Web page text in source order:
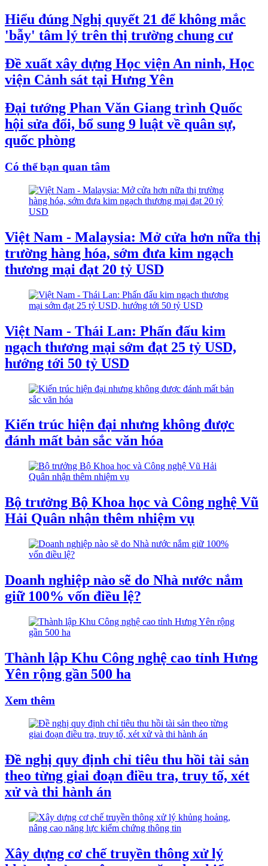
Hiểu đúng Nghị quyết 21 để không mắc
'bẫy' tâm lý trên thị trường chung cư
Đề xuất xây dựng Học viện An ninh, Học
viện Cảnh sát tại Hưng Yên
Đại tướng Phan Văn Giang trình Quốc
hội sửa đổi, bổ sung 9 luật về quân sự,
quốc phòng
Có thể bạn quan tâm
Việt Nam - Malaysia: Mở cửa hơn nữa thị
trường hàng hóa, sớm đưa kim ngạch
thương mại đạt 20 tỷ USD
Việt Nam - Thái Lan: Phấn đấu kim
ngạch thương mại sớm đạt 25 tỷ USD,
hướng tới 50 tỷ USD
Kiến trúc hiện đại nhưng không được
đánh mất bản sắc văn hóa
Bộ trưởng Bộ Khoa học và Công nghệ Vũ
Hải Quân nhận thêm nhiệm vụ
Doanh nghiệp nào sẽ do Nhà nước nắm
giữ 100% vốn điều lệ?
Thành lập Khu Công nghệ cao tỉnh Hưng
Yên rộng gần 500 ha
Xem thêm
Đề nghị quy định chỉ tiêu thu hồi tài sản
theo từng giai đoạn điều tra, truy tố, xét
xử và thi hành án
Xây dựng cơ chế truyền thông xử lý